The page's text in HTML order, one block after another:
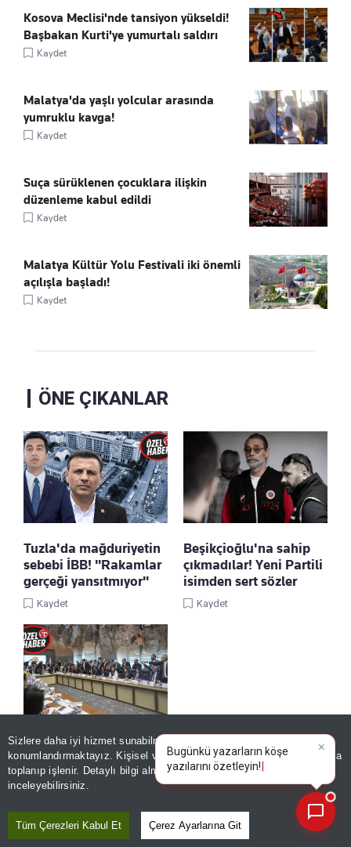
Sizlere daha iyi hizmet sunabilmek adına sitemizde
konumlandırmaktayız. Kişisel verileriniz, KVKK ve GDPR kapsamında
toplanıp işlenir. Detaylı bilgi almak içinAydınlatma Metnimizi
inceleyebilirsiniz.
Tüm Çerezleri Kabul Et Çerez Ayarlarına Git
Kosova Meclisi'nde tansiyon yükseldi!
Başbakan Kurti'ye yumurtalı saldırı
Kaydet
Malatya'da yaşlı yolcular arasında
yumruklu kavga!
Kaydet
Suça sürüklenen çocuklara ilişkin
düzenleme kabul edildi
Kaydet
Malatya Kültür Yolu Festivali iki önemli
açılışla başladı!
Kaydet
ÖNE ÇIKANLAR
Tuzla'da mağduriyetin
sebebi İBB! "Rakamlar
gerçeği yansıtmıyor"
Kaydet
Beşikçioğlu'na sahip
çıkmadılar! Yeni Partili
isimden sert sözler
Kaydet
'Terörsüz Türkiye' son
düzlükte!
Kaydet
×
Bugünkü yazarların köşe
yazılarını özetleyin!